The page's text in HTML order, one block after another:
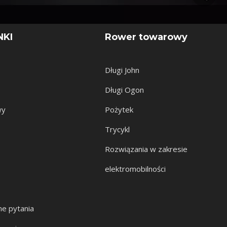
pytania
Rower towarowy
Długi John
Długi Ogon
Pożytek
Trycykl
Rozwiązania w zakresie
elektromobilności